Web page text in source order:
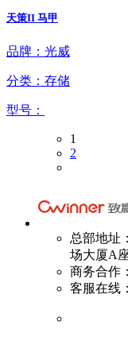
天策II 马甲
品牌：光威
分类：存储
型号：
1
2
总部地址
场大厦A
商务合作：
客服在线